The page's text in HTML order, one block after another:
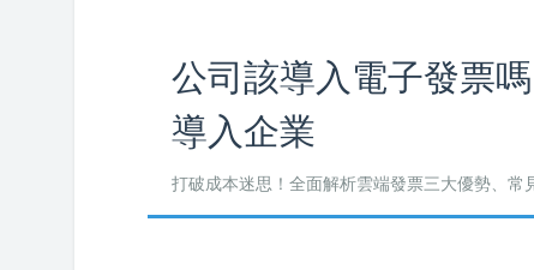
公司該導入電子發票
導入企業
打破成本迷思！全面解析雲端發票三大優勢、常